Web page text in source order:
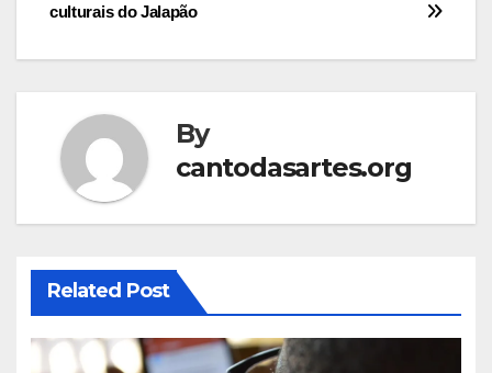
culturais do Jalapão
By
cantodasartes.org
Related Post